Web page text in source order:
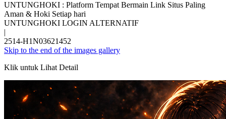
UNTUNGHOKI : Platform Tempat Bermain Link Situs Paling
Aman & Hoki Setiap hari
UNTUNGHOKI LOGIN ALTERNATIF
|
2514-H1N03621452
Skip to the end of the images gallery
Klik untuk Lihat Detail